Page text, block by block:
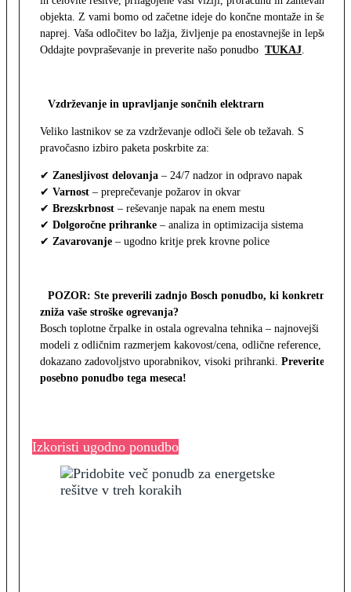
objekta. Z vami bomo od začetne ideje do končne montaže in še
naprej. Vaša odločitev bo lažja, življenje pa enostavnejše in lepše.
Oddajte povpraševanje in preverite našo ponudbo TUKAJ.
Vzdrževanje in upravljanje sončnih elektrarn
Veliko lastnikov se za vzdrževanje odloči šele ob težavah. S
pravočasno izbiro paketa poskrbite za:
✔ Zanesljivost delovanja – 24/7 nadzor in odpravo napak
✔ Varnost – preprečevanje požarov in okvar
✔ Brezskrbnost – reševanje napak na enem mestu
✔ Dolgoročne prihranke – analiza in optimizacija sistema
✔ Zavarovanje – ugodno kritje prek krovne police
POZOR: Ste preverili zadnjo Bosch ponudbo, ki konkretno
zniža vaše stroške ogrevanja?
Bosch toplotne črpalke in ostala ogrevalna tehnika – najnovejši
modeli z odličnim razmerjem kakovost/cena, odlične reference,
dokazano zadovoljstvo uporabnikov, visoki prihranki. Preverite
posebno ponudbo tega meseca!
Izkoristi ugodno ponudbo